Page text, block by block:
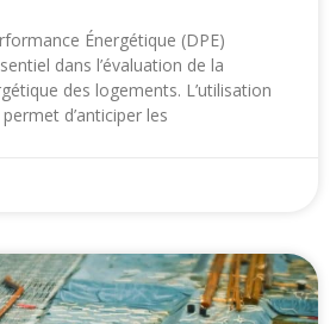
Énergétique (DPE)
dans l’évaluation de la
des logements. L’utilisation
d’anticiper les